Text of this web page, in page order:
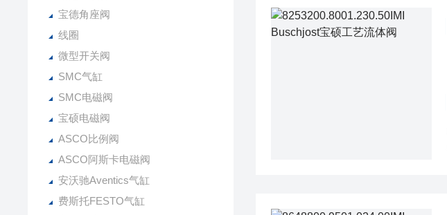
宝德角座阀
线圈
微型开关阀
SMC气缸
SMC电磁阀
宝硕电磁阀
ASCO比例阀
ASCO阿斯卡电磁阀
安沃驰Aventics气缸
费斯托FESTO气缸